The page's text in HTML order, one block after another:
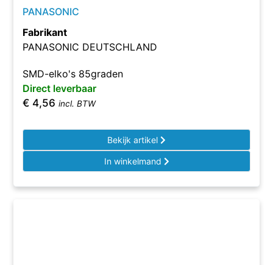
PANASONIC
Fabrikant
PANASONIC DEUTSCHLAND
SMD-elko's 85graden
Direct leverbaar
€ 4,56 incl. BTW
Bekijk artikel
In winkelmand